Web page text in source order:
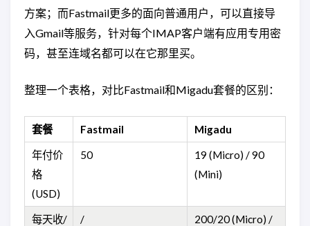
方案；而Fastmail更多的面向普通用户，可以直接导
入Gmail等服务，针对每个IMAP客户端有应用专用密
码，甚至连域名都可以在它那里买。
整理一个表格，对比Fastmail和Migadu套餐的区别：
套餐 Fastmail Migadu
年付价
格
(USD)
50
19 (Micro) / 90
(Mini)
每天收/
/
200/20 (Micro) /